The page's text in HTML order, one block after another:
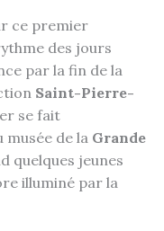
ce premier
des jours
par la fin de la
Saint-Pierre-
se fait
musée de la Grande
quelques jeunes
illuminé par la